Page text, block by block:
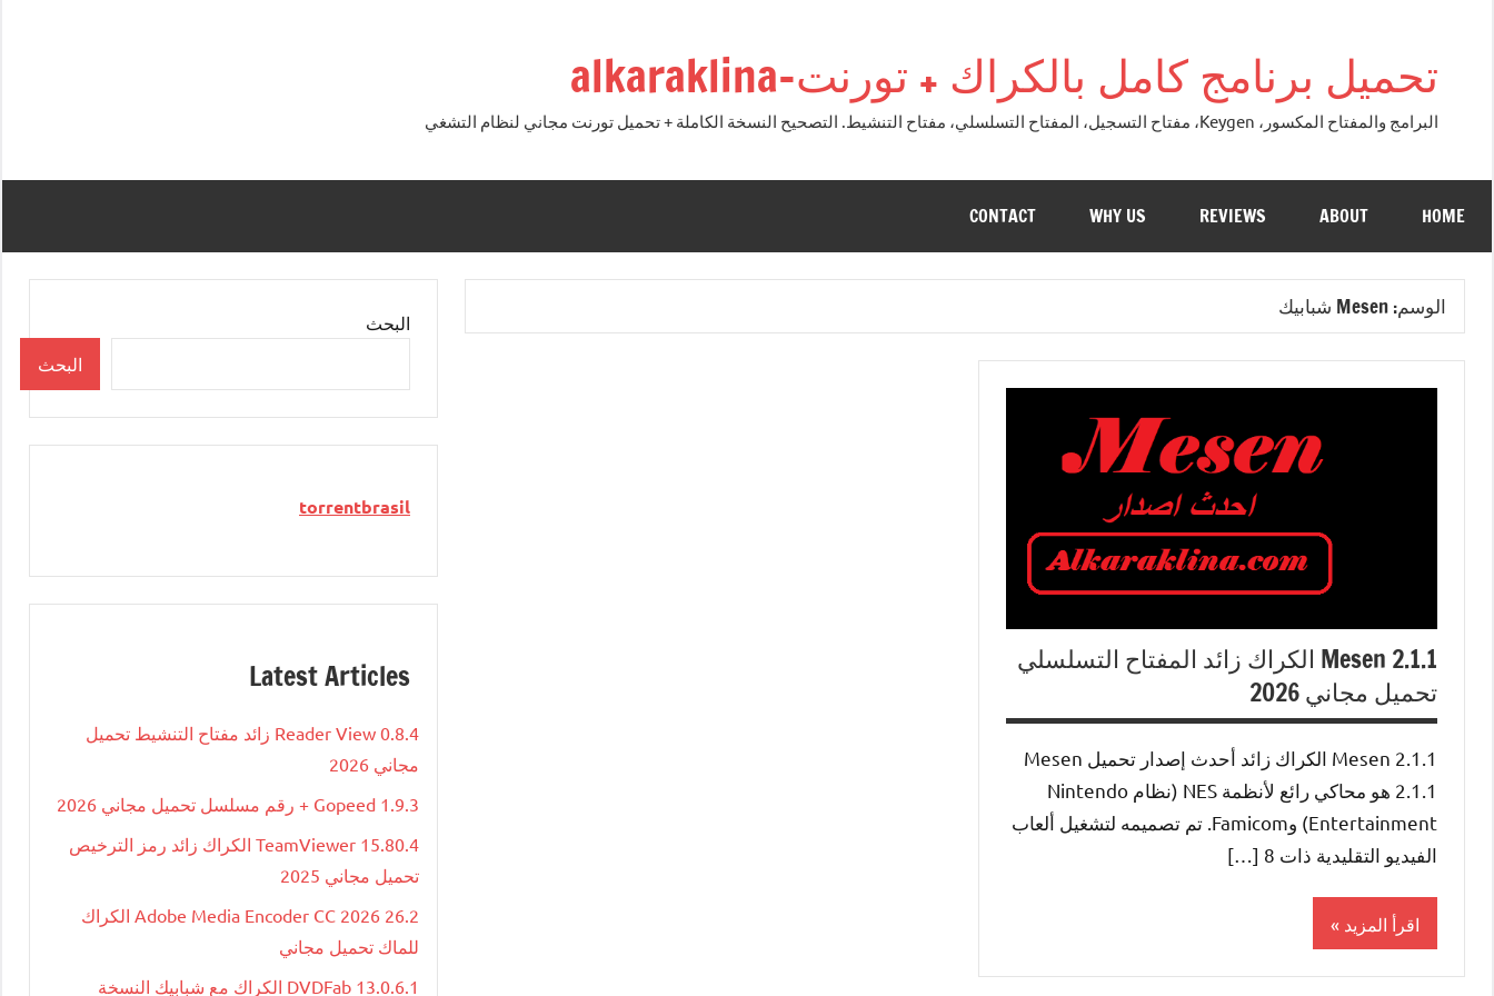
المحتوىتحميل برنامج كامل بالكراك + تورنت-alkaraklina
البرامج والمفتاح المكسور، Keygen، مفتاح التسجيل، المفتاح التسلسلي، مفتاح التنشيط. التصحيح النسخة الكاملة + تحميل تورنت مجاني لنظام التشغي
HOME
ABOUT
REVIEWS
WHY US
CONTACT
الوسم: Mesen شبابيك
Mesen 2.1.1 الكراك زائد المفتاح التسلسلي
تحميل مجاني 2026
Mesen 2.1.1 الكراك زائد أحدث إصدار تحميل Mesen
2.1.1 هو محاكي رائع لأنظمة NES (نظام Nintendo
Entertainment) وFamicom. تم تصميمه لتشغيل ألعاب
الفيديو التقليدية ذات 8 […]
اقرأ المزيد
البحث
البحث
torrentbrasil
Latest Articles
Reader View 0.8.4 زائد مفتاح التنشيط تحميل
مجاني 2026
Gopeed 1.9.3 + رقم مسلسل تحميل مجاني 2026
TeamViewer 15.80.4 الكراك زائد رمز الترخيص
تحميل مجاني 2025
Adobe Media Encoder CC 2026 26.2 الكراك
للماك تحميل مجاني
DVDFab 13.0.6.1 الكراك مع شبابيك النسخة